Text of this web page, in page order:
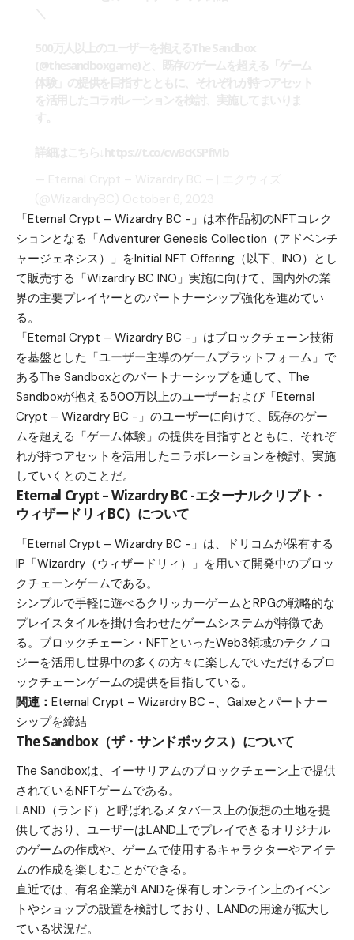
「Eternal Crypt – Wizardry BC -」は本作品初のNFTコレク
ションとなる「Adventurer Genesis Collection（アドベンチ
ャージェネシス）」をInitial NFT Offering（以下、INO）とし
て販売する「Wizardry BC INO」実施に向けて、国内外の業
界の主要プレイヤーとのパートナーシップ強化を進めてい
る。
「Eternal Crypt – Wizardry BC -」はブロックチェーン技術
を基盤とした「ユーザー主導のゲームプラットフォーム」で
あるThe Sandboxとのパートナーシップを通して、The
Sandboxが抱える500万以上のユーザーおよび「Eternal
Crypt – Wizardry BC -」のユーザーに向けて、既存のゲー
ムを超える「ゲーム体験」の提供を目指すとともに、それぞ
れが持つアセットを活用したコラボレーションを検討、実施
していくとのことだ。
Eternal Crypt – Wizardry BC -エターナルクリプト・
ウィザードリィBC）について
「Eternal Crypt – Wizardry BC -」は、ドリコムが保有する
IP「Wizardry（ウィザードリィ）」を用いて開発中のブロッ
クチェーンゲームである。
シンプルで手軽に遊べるクリッカーゲームとRPGの戦略的な
プレイスタイルを掛け合わせたゲームシステムが特徴であ
る。ブロックチェーン・NFTといったWeb3領域のテクノロ
ジーを活用し世界中の多くの方々に楽しんでいただけるブロ
ックチェーンゲームの提供を目指している。
関連： Eternal Crypt – Wizardry BC -、Galxeとパートナー
シップを締結
The Sandbox（ザ・サンドボックス）について
The Sandboxは、イーサリアムのブロックチェーン上で提供
されているNFTゲームである。
LAND（ランド）と呼ばれるメタバース上の仮想の土地を提
供しており、ユーザーはLAND上でプレイできるオリジナル
のゲームの作成や、ゲームで使用するキャラクターやアイテ
ムの作成を楽しむことができる。
直近では、有名企業がLANDを保有しオンライン上のイベン
トやショップの設置を検討しており、LANDの用途が拡大し
ている状況だ。